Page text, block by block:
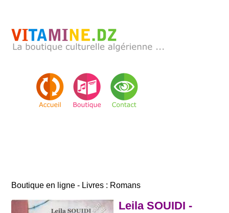
Boutique en ligne - Livres : Romans
Leila SOUIDI -